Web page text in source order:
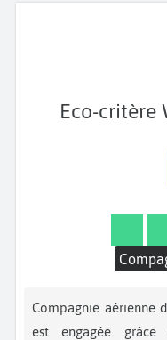
Eco-critère
Compagnie aérienne
est engagée